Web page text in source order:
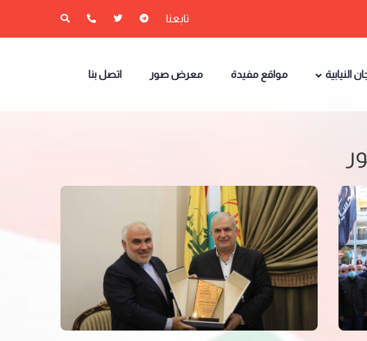
تابعنا
النيابية مواقع مفيدة معرض صور اتصل بنا